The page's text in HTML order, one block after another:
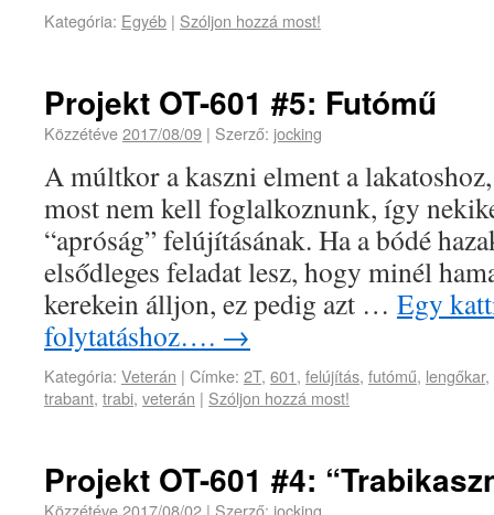
Kategória: Egyéb | Szóljon hozzá most!
Projekt OT-601 #5: Futómű
Közzétéve2017/08/09 | Szerző: jocking
A múltkor a kaszni elment a
most nem kell foglalkoznunk, így
“apróság” felújításának. Ha a bódé
elsődleges feladat lesz, hogy minél
kerekein álljon, ez pedig azt … Egy
folytatáshoz…. →
Kategória: Veterán | Címke: 2T, 601, felújítás, futómű, lengőkar,
trabant, trabi, veterán | Szóljon hozzá most!
Projekt OT-601 #4:
Közzétéve2017/08/02 | Szerző: jocking